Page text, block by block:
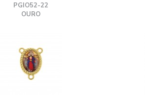
PGIO52-22
OURO